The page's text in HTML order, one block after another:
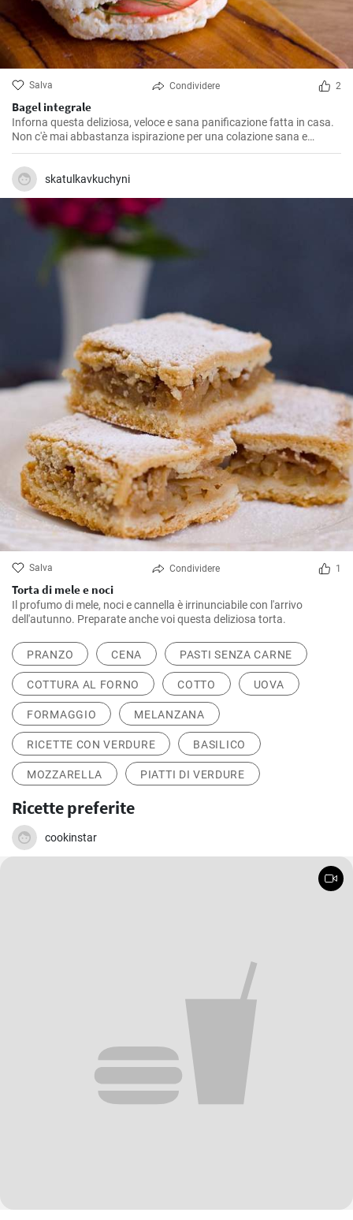
Salva Condividere 2
Bagel integrale
Inforna questa deliziosa, veloce e sana panificazione fatta in casa.
Non c'è mai abbastanza ispirazione per una colazione sana e
gustosa.
skatulkavkuchyni
Salva Condividere 1
Torta di mele e noci
Il profumo di mele, noci e cannella è irrinunciabile con l'arrivo
dell'autunno. Preparate anche voi questa deliziosa torta.
PRANZO CENA PASTI SENZA CARNE
COTTURA AL FORNO COTTO UOVA
FORMAGGIO MELANZANA
RICETTE CON VERDURE BASILICO
MOZZARELLA PIATTI DI VERDURE
Ricette preferite
cookinstar